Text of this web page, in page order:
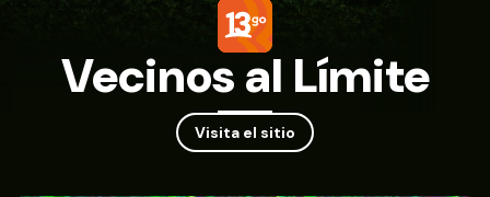
Vecinos al Límite
Visita el sitio